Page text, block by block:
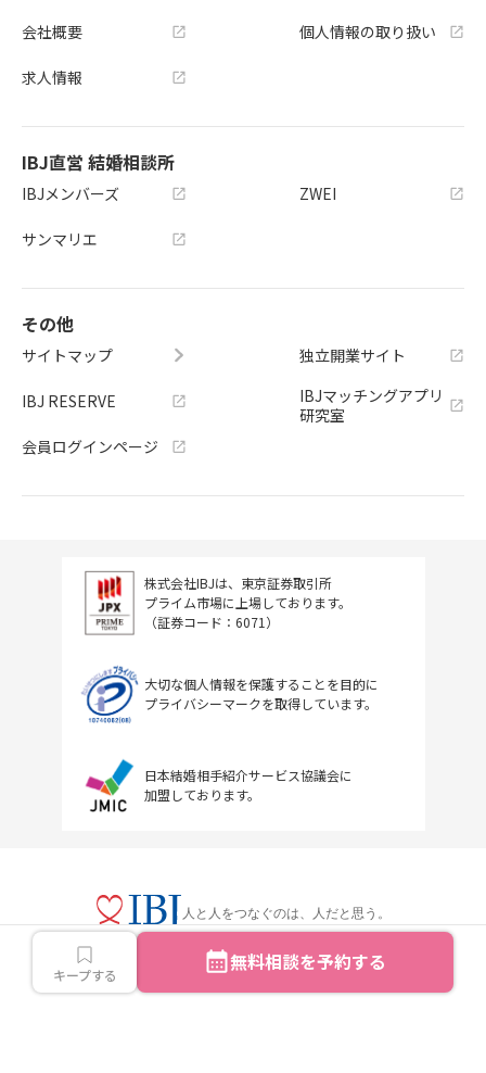
キープする 無料相談を予約する
会社概要
求人情報
個人情報の取り扱い
IBJ直営 結婚相談所
IBJメンバーズ
サンマリエ
ZWEI
その他
サイトマップ
IBJ RESERVE
会員ログインページ
独立開業サイト
IBJマッチングアプリ
研究室
株式会社IBJは、東京証券取引所
プライム市場に上場しております。
（証券コード：6071）
大切な個人情報を保護することを目的に
プライバシーマークを取得しています。
日本結婚相手紹介サービス協議会に
加盟しております。
人と人をつなぐのは、人だと思う。